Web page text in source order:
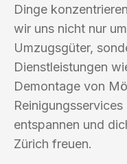
Dinge
wir uns nicht nur
Umzugsgüter,
Dienstleistungen
Demontage von
entspannen und
Zürich freuen.